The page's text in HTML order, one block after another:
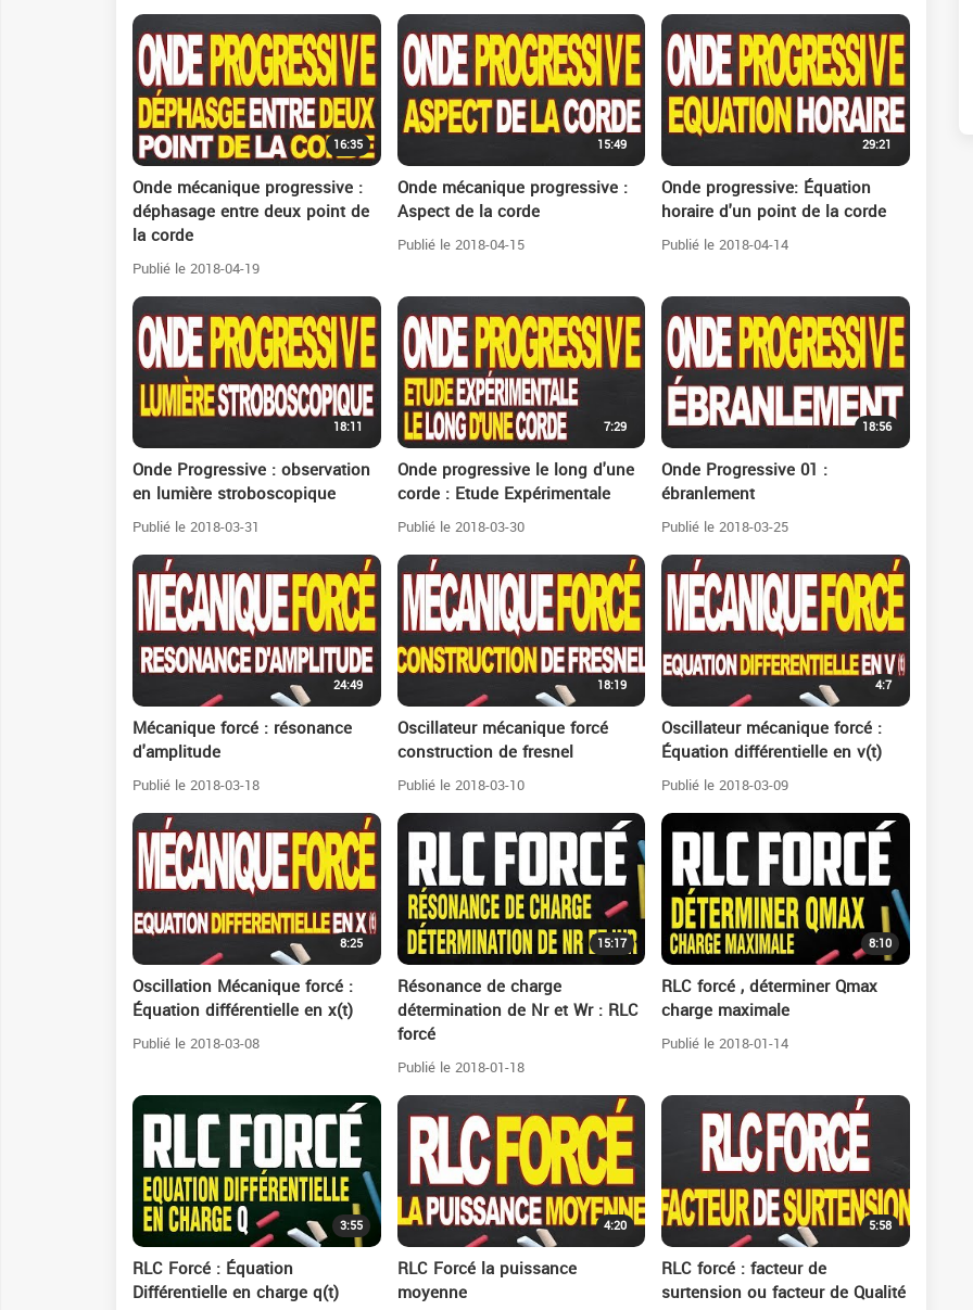
16:35
Onde mécanique progressive :
déphasage entre deux point de
la corde
Publié le 2018-04-19
15:49
Onde mécanique progressive :
Aspect de la corde
Publié le 2018-04-15
29:21
Onde progressive: Équation
horaire d'un point de la corde
Publié le 2018-04-14
18:11
Onde Progressive : observation
en lumière stroboscopique
Publié le 2018-03-31
7:29
Onde progressive le long d'une
corde : Etude Expérimentale
Publié le 2018-03-30
18:56
Onde Progressive 01 :
ébranlement
Publié le 2018-03-25
24:49
Mécanique forcé : résonance
d'amplitude
Publié le 2018-03-18
18:19
Oscillateur mécanique forcé
construction de fresnel
Publié le 2018-03-10
4:7
Oscillateur mécanique forcé :
Équation différentielle en v(t)
Publié le 2018-03-09
8:25
Oscillation Mécanique forcé :
Équation différentielle en x(t)
Publié le 2018-03-08
15:17
Résonance de charge
détermination de Nr et Wr : RLC
forcé
Publié le 2018-01-18
8:10
RLC forcé , déterminer Qmax
charge maximale
Publié le 2018-01-14
3:55
RLC Forcé : Équation
Différentielle en charge q(t)
4:20
RLC Forcé la puissance
moyenne
5:58
RLC forcé : facteur de
surtension ou facteur de Qualité